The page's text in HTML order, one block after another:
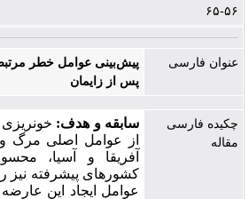
۵۶-۶۵
عنوان فارسی
پیش‌بینی عوامل خطر
پس از زایمان
چکیده فارسی
مقاله
سابقه و هدف: خونریزی
از عوامل اصلی مرگ و
آفریقا و آسیا،
کشورهای پیشرفته نیز
عوامل ایجاد این عارضه